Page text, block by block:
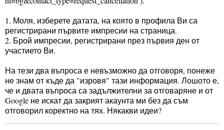
1. Моля, изберете датата, на която в профила Ви са
регистрирани първите импресии на страница.
2. Брой импресии, регистрирани през първия ден от
участието Ви.
На тези два въпроса е невъзможно да отговоря, понеже
не знам от къде да "изровя" тази информация. Лошото е,
че и двата въпроса са задължителни за отговаряне и от
Google не искат да закрият акаунта ми без да съм
отговорил коректно на тях. Някакви идеи?